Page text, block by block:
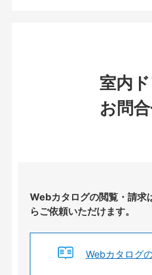
室内
お問
Webカタログの閲覧・請求
らご依頼いただけます。
Webカタログ